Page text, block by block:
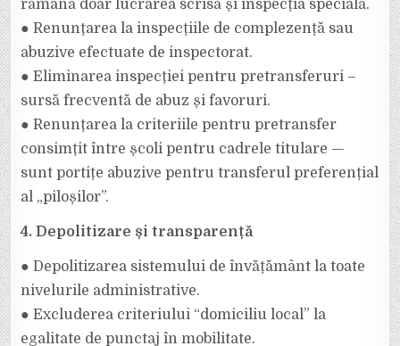
rămână doar lucrarea scrisă și inspecția specială.
● Renunțarea la inspecțiile de complezență sau
abuzive efectuate de inspectorat.
● Eliminarea inspecției pentru pretransferuri –
sursă frecventă de abuz și favoruri.
● Renunțarea la criteriile pentru pretransfer
consimțit între școli pentru cadrele titulare —
sunt portițe abuzive pentru transferul preferențial
al „piloșilor”.
4. Depolitizare și transparență
● Depolitizarea sistemului de învățământ la toate
nivelurile administrative.
● Excluderea criteriului “domiciliu local” la
egalitate de punctaj în mobilitate.